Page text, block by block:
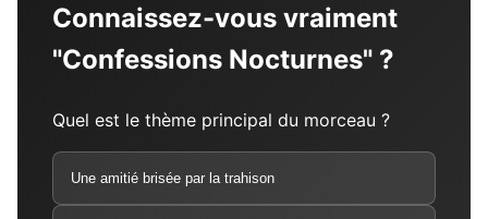
Connaissez-vous vraiment
"Confessions Nocturnes" ?
Quel est le thème principal du morceau ?
Une amitié brisée par la trahison